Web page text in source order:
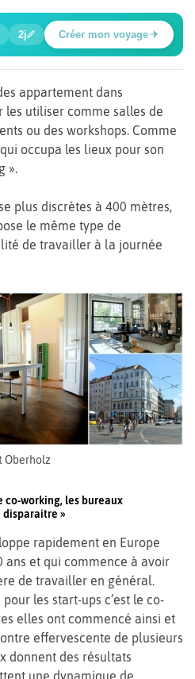
🔍
🔍
🔍
🍲
🔍
🔍
Potsdamer
2j Créer mon voyage
appartement dans
les utiliser comme salles de
ou des workshops. Comme
occupa les lieux pour son
».
plus discrètes à 400 mètres,
le même type de
de travailler à la journée
Oberholz
co-working, les bureaux
»
rapidement en Europe
ans et qui commence à avoir
de travailler en général.
les start-ups c’est le co-
elles ont commencé ainsi et
effervescente de plusieurs
donnent des résultats
une dynamique de